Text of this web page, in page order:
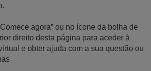
agora” ou no ícone da bolha de
direito desta página para aceder à
e obter ajuda com a sua questão ou